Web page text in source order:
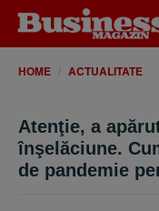
HOME ACTUALITATE
Atenţie, a
înşelăciune.
de pandemie